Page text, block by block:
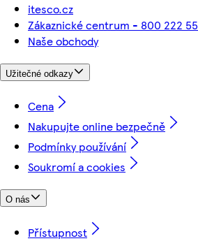
itesco.cz
Zákaznické centrum - 800 222
Naše obchody
Užitečné odkazy
Cena
Nakupujte online bezpečně
Podmínky používání
Soukromí a cookies
O nás
Přístupnost